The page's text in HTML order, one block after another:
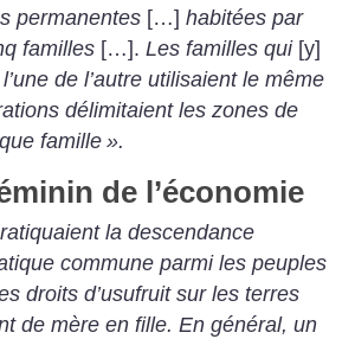
permanentes […]habitées par
familles […].Les familles qui[y]
de l’autre utilisaient le même
délimitaient les zones de
famille ».
de l’économie
la descendance
commune parmi les peuples
droits d’usufruit sur les terres
de mère en fille. En général, un